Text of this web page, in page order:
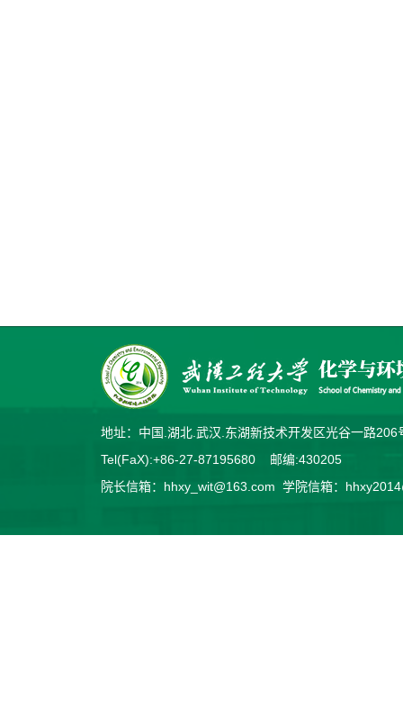
地址：中国.湖北.武汉.东湖新技术开发区光谷一路
Tel(FaX):+86-27-87195680 邮编:430205
院长信箱：hhxy_wit@163.com 学院信箱：